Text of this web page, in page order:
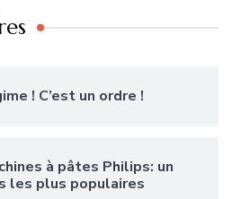
! C’est un ordre !
à pâtes Philips: un
les plus populaires